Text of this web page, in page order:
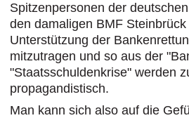
Spitzenpersonen der
den damaligen BMF
Unterstützung der
mitzutragen und so aus der
"Staatsschuldenkrise" werden
propagandistisch.
Man kann sich also auf die